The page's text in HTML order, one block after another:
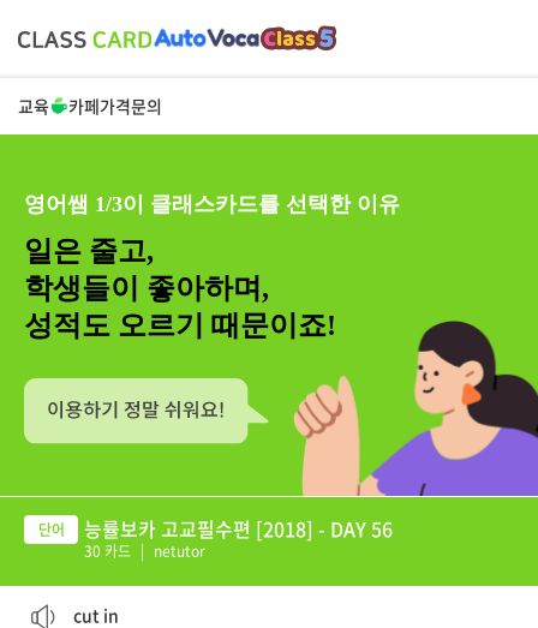
교육 카페가격문의
영어쌤 1/3이 클래스카드를 선택한 이유
일은 줄고,
학생들이 좋아하며,
성적도 오르기 때문이죠!
능률보카 고교필수편 [2018] - DAY 56
30 카드 | netutor
cut in